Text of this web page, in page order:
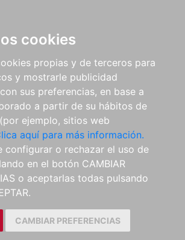
cookies
propias y de terceros para
y mostrarle publicidad
sus preferencias, en base a
a partir de su hábitos de
ejemplo, sitios web
aquí para más información.
configurar o rechazar el uso de
en el botón CAMBIAR
o aceptarlas todas pulsando
CAMBIAR PREFERENCIAS